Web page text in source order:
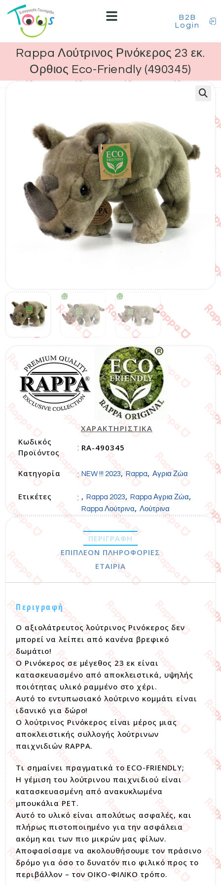
B2B
Login
Rappa Λούτρινος Ρινόκερος 23 εκ.
Ορθιος Eco-Friendly (490345)
ΧΑΡΑΚΤΗΡΙΣΤΙΚΑ
Κωδικός
Προϊόντος
: RA-490345
Κατηγορία : NEW !!! 2023, Rappa, Αγρια Ζώα
Ετικέτες : , Rappa 2023, Rappa Αγρια Ζώα,
Rappa Λούτρινα, Λούτρινα
ΠΕΡΙΓΡΑΦΉ
ΕΠΙΠΛΈΟΝ ΠΛΗΡΟΦΟΡΊΕΣ
ΕΤΑΙΡΊΑ
Περιγραφή
Ο αξιολάτρευτος λούτρινος Ρινόκερος δεν
μπορεί να λείπει από κανένα βρεφικό
δωμάτιο!
Ο Ρινόκερος σε μέγεθος 23 εκ είναι
κατασκευασμένο από αποκλειστικά, υψηλής
ποιότητας υλικό ραμμένο στο χέρι.
Αυτό το εντυπωσιακό λούτρινο κομμάτι είναι
ιδανικό για δώρο!
Ο λούτρινος Ρινόκερος είναι μέρος μιας
αποκλειστικής συλλογής λούτρινων
παιχνιδιών RAPPA.
Τι σημαίνει πραγματικά το ECO-FRIENDLY;
Η γέμιση του λούτρινου παιχνιδιού είναι
κατασκευασμένη από ανακυκλωμένα
μπουκάλια PET.
Αυτό το υλικό είναι απολύτως ασφαλές, και
πλήρως πιστοποιημένο για την ασφάλεια
ακόμη και των πιο μικρών μας φίλων.
Αποφασίσαμε να ακολουθήσουμε τον πράσινο
δρόμο για όσο το δυνατόν πιο φιλικό προς το
περιβάλλον – τον ΟΙΚΟ-ΦΙΛΙΚΟ τρόπο.